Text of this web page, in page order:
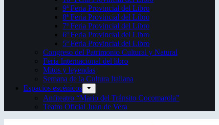
9ª Feria Provincial del Libro
8ª Feria Provincial del Libro
7ª Feria Provincial del Libro
6ª Feria Provincial del Libro
5ª Feria Provincial del Libro
Congreso del Patrimonio Cultural y Natural
Feria Internacional del libro
Mitos y leyendas
Semana de la Cultura Italiana
Espacios escénicos
Anfiteatro “Mario del Tránsito Cocomarola”
Teatro Oficial Juan de Vera